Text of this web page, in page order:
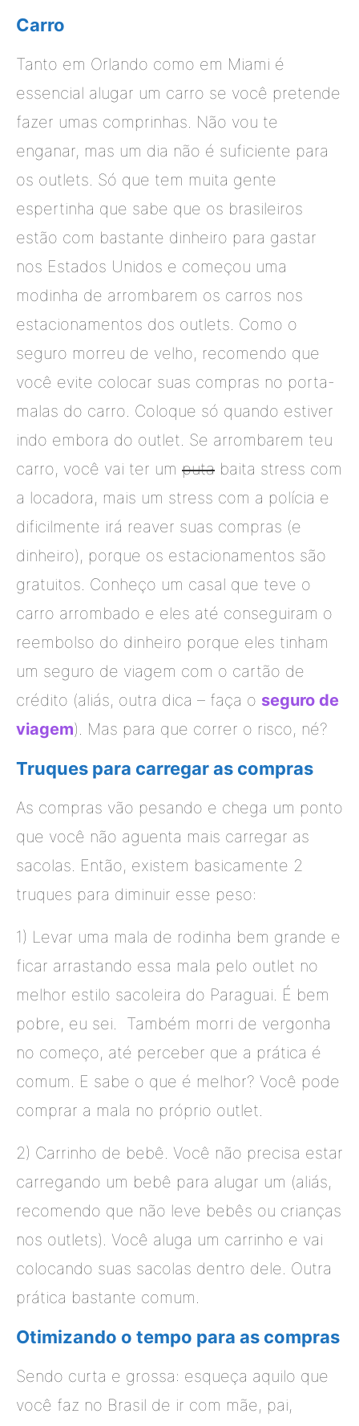
Carro
Tanto em Orlando como em Miami é
essencial alugar um carro se você pretende
fazer umas comprinhas. Não vou te
enganar, mas um dia não é suficiente para
os outlets. Só que tem muita gente
espertinha que sabe que os brasileiros
estão com bastante dinheiro para gastar
nos Estados Unidos e começou uma
modinha de arrombarem os carros nos
estacionamentos dos outlets. Como o
seguro morreu de velho, recomendo que
você evite colocar suas compras no porta-
malas do carro. Coloque só quando estiver
indo embora do outlet. Se arrombarem teu
carro, você vai ter um puta baita stress com
a locadora, mais um stress com a polícia e
dificilmente irá reaver suas compras (e
dinheiro), porque os estacionamentos são
gratuitos. Conheço um casal que teve o
carro arrombado e eles até conseguiram o
reembolso do dinheiro porque eles tinham
um seguro de viagem com o cartão de
crédito (aliás, outra dica – faça o seguro de
viagem). Mas para que correr o risco, né?
Truques para carregar as compras
As compras vão pesando e chega um ponto
que você não aguenta mais carregar as
sacolas. Então, existem basicamente 2
truques para diminuir esse peso:
1) Levar uma mala de rodinha bem grande e
ficar arrastando essa mala pelo outlet no
melhor estilo sacoleira do Paraguai. É bem
pobre, eu sei. Também morri de vergonha
no começo, até perceber que a prática é
comum. E sabe o que é melhor? Você pode
comprar a mala no próprio outlet.
2) Carrinho de bebê. Você não precisa estar
carregando um bebê para alugar um (aliás,
recomendo que não leve bebês ou crianças
nos outlets). Você aluga um carrinho e vai
colocando suas sacolas dentro dele. Outra
prática bastante comum.
Otimizando o tempo para as compras
Sendo curta e grossa: esqueça aquilo que
você faz no Brasil de ir com mãe, pai,